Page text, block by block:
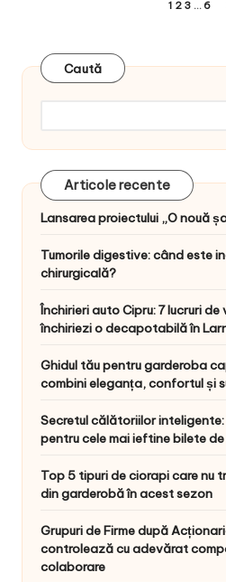
1 2 3 … 6
Caută
Articole recente
Lansarea proiectului „O nouă
Tumorile digestive: când este
chirurgicală?
Închirieri auto Cipru: 7 lucruri
închiriezi o decapotabilă în
Ghidul tău pentru garderoba
combini eleganța, confortul și
Secretul călătoriilor inteligente:
pentru cele mai ieftine bilete
Top 5 tipuri de ciorapi care nu
din garderobă în acest sezon
Grupuri de Firme după
controlează cu adevărat
colaborare